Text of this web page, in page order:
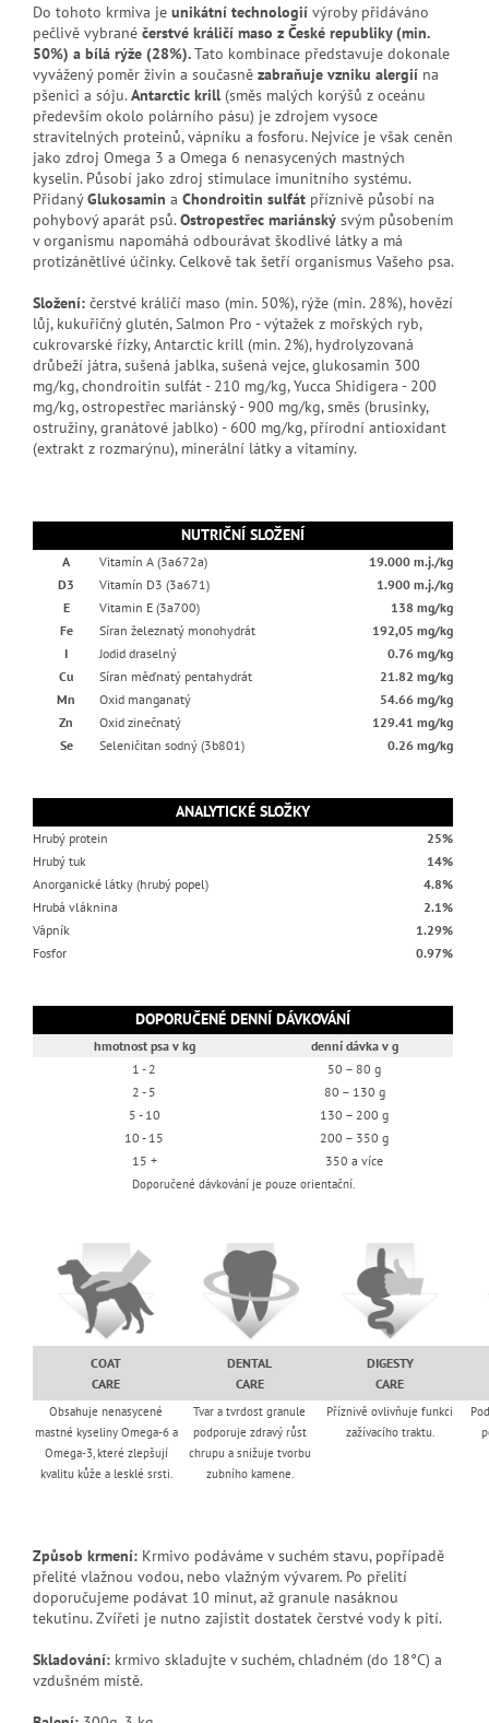
Do tohoto krmiva je unikátní technologií výroby přidáváno
pečlivě vybrané čerstvé králičí maso z České republiky (min.
50%) a bílá rýže (28%).Tato kombinace představuje dokonale
vyvážený poměr živin a současně zabraňuje vzniku alergií na
pšenici a sóju.Antarctic krill (směs malých korýšů z oceánu
především okolo polárního pásu) je zdrojem vysoce
stravitelných proteinů, vápníku a fosforu. Nejvíce je však ceněn
jako zdroj Omega 3 a Omega 6 nenasycených mastných
kyselin. Působí jako zdroj stimulace imunitního systému.
PřidanýGlukosamin a Chondroitin sulfát příznivě působí na
pohybový aparát psů.Ostropestřec mariánský svým působením
v organismu napomáhá odbourávat škodlivé látky a má
protizánětlivé účinky. Celkově tak šetří organismus Vašeho psa.
Složení: čerstvé králičí maso (min. 50%), rýže (min. 28%), hovězí
lůj, kukuřičný glutén, Salmon Pro - výtažek z mořských ryb,
cukrovarské řízky, Antarctic krill (min. 2%), hydrolyzovaná
drůbeží játra, sušená jablka, sušená vejce, glukosamin 300
mg/kg, chondroitin sulfát - 210 mg/kg, Yucca Shidigera - 200
mg/kg, ostropestřec mariánský - 900 mg/kg, směs (brusinky,
ostružiny, granátové jablko) - 600 mg/kg, přírodní antioxidant
(extrakt z rozmarýnu), minerální látky a vitamíny.
NUTRIČNÍ SLOŽENÍ
A Vitamín A (3a672a)
19.000 m.j./kg
D3
Vitamín D3 (3a671)
1.900 m.j./kg
E
Vitamin E (3a700)
138 mg/kg
Fe
Síran železnatý monohydrát
192,05 mg/kg
I
Jodid draselný
0.76 mg/kg
Cu
Síran měďnatý pentahydrát
21.82 mg/kg
Mn
Oxid manganatý
54.66 mg/kg
Zn
Oxid zinečnatý
129.41 mg/kg
Se
Seleničitan sodný (3b801) 0.26 mg/kg
ANALYTICKÉ SLOŽKY
Hrubý protein
25%
Hrubý tuk
14%
Anorganické látky (hrubý popel)
4.8%
Hrubá vláknina
2.1%
Vápník
1.29%
Fosfor
0.97%
DOPORUČENÉ DENNÍ DÁVKOVÁNÍ
hmotnost psa v kg
denní dávka v g
1 - 2
50 – 80 g
2 - 5
80 – 130 g
5 - 10
130 – 200 g
10 - 15
200 – 350 g
15 +
350 a více
Doporučené dávkování je pouze orientační.
COAT
CARE
DENTAL
CARE
DIGESTY
CARE
Obsahuje nenasycené
mastné kyseliny Omega-6 a
Omega-3, které zlepšují
kvalitu kůže a lesklé srsti.
Tvar a tvrdost granule
podporuje zdravý růst
chrupu a snižuje tvorbu
zubního kamene.
Příznivě ovlivňuje funkci
zažívacího traktu.
Způsob krmení: Krmivo podáváme v suchém stavu, popřípadě
přelité vlažnou vodou, nebo vlažným vývarem. Po přelití
doporučujeme podávat 10 minut, až granule nasáknou
tekutinu. Zvířeti je nutno zajistit dostatek čerstvé vody k pití.
Skladování: krmivo skladujte v suchém, chladném (do 18°C) a
vzdušném místě.